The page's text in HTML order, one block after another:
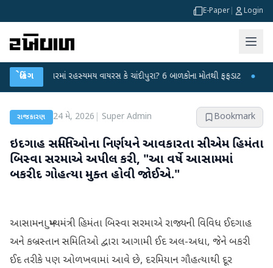
E-Paper Login
બ્રેકિંગરહસ્યમય વાયરસ કે ચાંદીપુરા? 6 બાળકોના મોતથી ફફડાટ ● હવામાન
રાજકારણ 24 મે, 2026 Super Admin Bookmark
ઇદગાહ સમિતિઓના નિર્ણયને આવકારતા સીએમ હિમંતા
બિસ્વા સરમાએ અપીલ કરી, "આ વર્ષે આસામમાં
બકરીદ ગોહત્યા મુક્ત હોવી જોઈએ."
આસામના મુખ્યમંત્રી હિમંતા બિસ્વા સરમાએ રાજ્યની વિવિધ ઈદગાહ
અને કબ્રસ્તાન સમિતિઓ દ્વારા આગામી ઈદ અલ-અધા, જેને બકરી
ઈદ તરીકે પણ ઓળખવામાં આવે છે, દરમિયાન ગૌહત્યાથી દૂર